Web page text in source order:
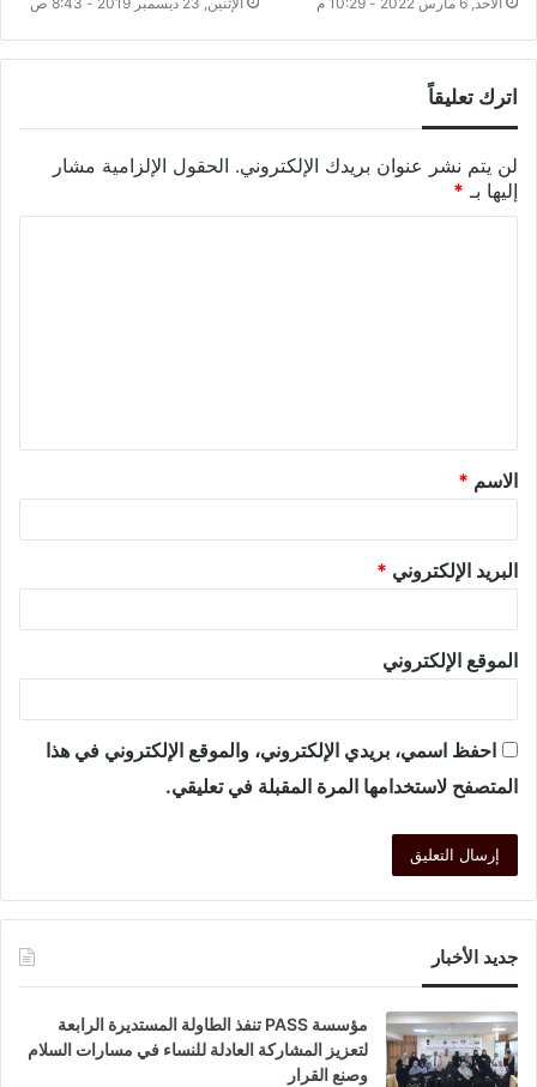
اترك تعليقاً
لن يتم نشر عنوان بريدك الإلكتروني. الحقول الإلزامية مشار
إليها بـ *
الاسم *
البريد الإلكتروني *
الموقع الإلكتروني
احفظ اسمي، بريدي الإلكتروني، والموقع الإلكتروني في هذا
المتصفح لاستخدامها المرة المقبلة في تعليقي.
جديد الأخبار
مؤسسة PASS تنفذ الطاولة المستديرة الرابعة
لتعزيز المشاركة العادلة للنساء في مسارات السلام
وصنع القرار